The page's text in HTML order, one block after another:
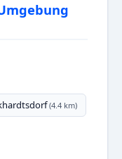
(4.4 km)